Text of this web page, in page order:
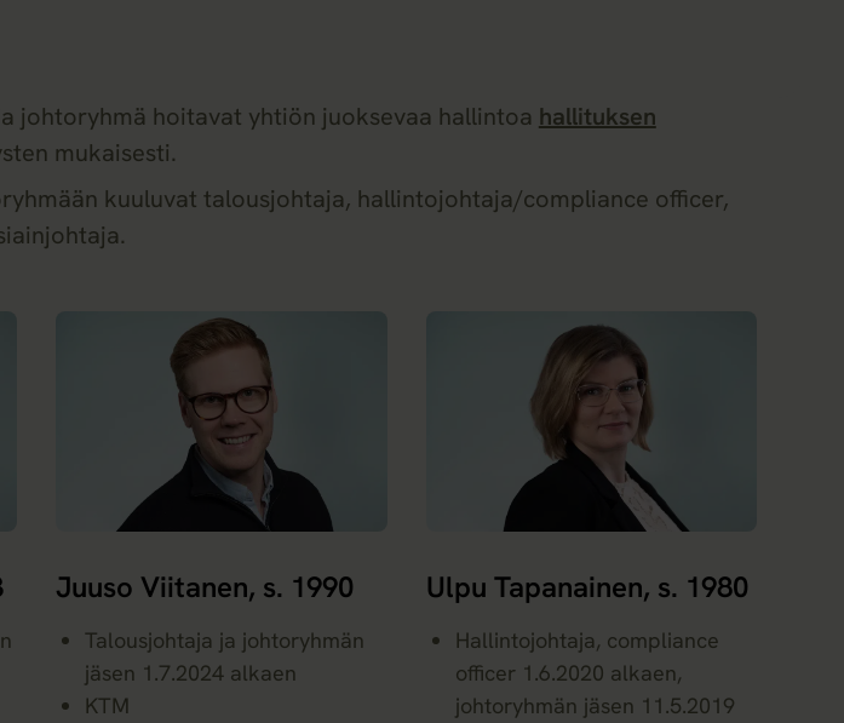
johtoryhmä hoitavat yhtiön juoksevaa hallintoa hallituksen
mukaisesti.
kuuluvat talousjohtaja, hallintojohtaja/compliance officer,
Juuso Viitanen, s. 1990
Talousjohtaja ja johtoryhmän
jäsen 1.7.2024 alkaen
KTM
Ulpu Tapanainen, s. 1980
Hallintojohtaja, compliance
officer 1.6.2020 alkaen,
johtoryhmän jäsen 11.5.2019